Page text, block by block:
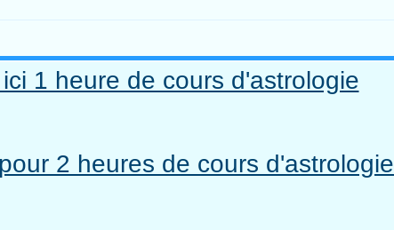
1 heure de cours d'astrologie
2 heures de cours d'astrologie